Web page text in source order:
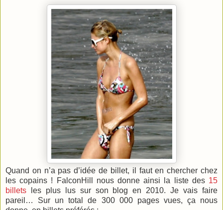
Quand on n’a pas d’idée de billet, il faut en chercher chez
les copains ! FalconHill nous donne ainsi la liste des 15
billets les plus lus sur son blog en 2010. Je vais faire
pareil… Sur un total de 300 000 pages vues, ça nous